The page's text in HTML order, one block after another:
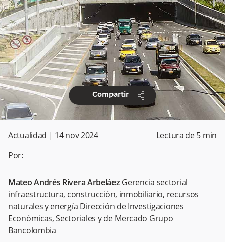
Compartir share
Actualidad | 14 nov 2024 Lectura de5 min
Por:
Mateo Andrés Rivera Arbeláez Gerencia sectorial
infraestructura, construcción, inmobiliario, recursos
naturales y energía Dirección de Investigaciones
Económicas, Sectoriales y de Mercado Grupo
Bancolombia